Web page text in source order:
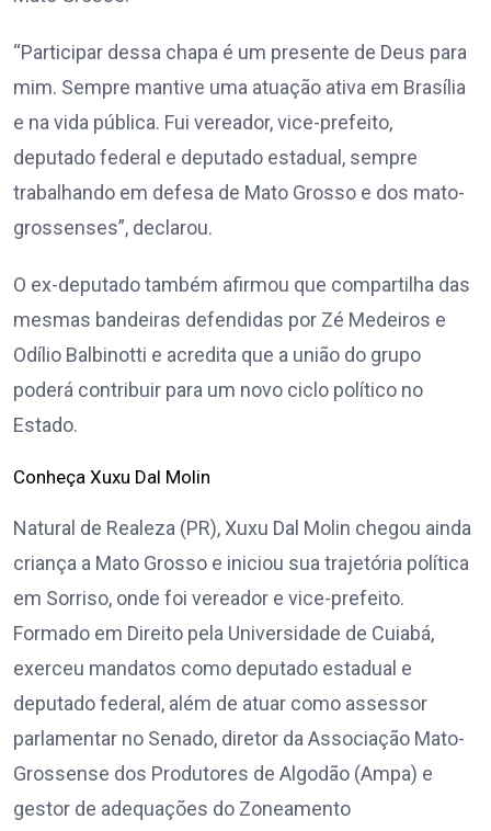
“Participar dessa chapa é um presente de Deus para
mim. Sempre mantive uma atuação ativa em Brasília
e na vida pública. Fui vereador, vice-prefeito,
deputado federal e deputado estadual, sempre
trabalhando em defesa de Mato Grosso e dos mato-
grossenses”, declarou.
O ex-deputado também afirmou que compartilha das
mesmas bandeiras defendidas por Zé Medeiros e
Odílio Balbinotti e acredita que a união do grupo
poderá contribuir para um novo ciclo político no
Estado.
Conheça Xuxu Dal Molin
Natural de Realeza (PR), Xuxu Dal Molin chegou ainda
criança a Mato Grosso e iniciou sua trajetória política
em Sorriso, onde foi vereador e vice-prefeito.
Formado em Direito pela Universidade de Cuiabá,
exerceu mandatos como deputado estadual e
deputado federal, além de atuar como assessor
parlamentar no Senado, diretor da Associação Mato-
Grossense dos Produtores de Algodão (Ampa) e
gestor de adequações do Zoneamento